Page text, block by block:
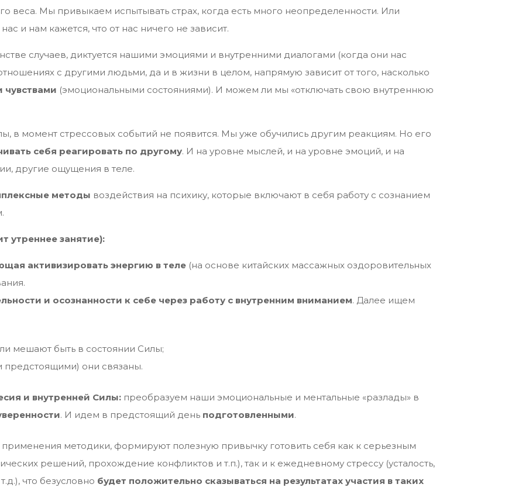
веса. Мы привыкаем испытывать страх, когда есть много неопределенности. Или
и нам кажется, что от нас ничего не зависит.
случаев, диктуется нашими эмоциями и внутренними диалогами (когда они нас
с другими людьми, да и в жизни в целом, напрямую зависит от того, насколько
чувствами (эмоциональными состояниями). И можем ли мы «отключать свою внутреннюю
в момент стрессовых событий не появится. Мы уже обучились другим реакциям. Но его
себя реагировать по другому. И на уровне мыслей, и на уровне эмоций, и на
другие ощущения в теле.
методы воздействия на психику, которые включают в себя работу с сознанием
утреннее занятие):
активизировать энергию в теле (на основе китайских массажных оздоровительных
и осознанности к себе через работу с внутренним вниманием. Далее ищем
мешают быть в состоянии Силы;
они связаны.
и внутренней Силы: преобразуем наши эмоциональные и ментальные «разлады» в
. И идем в предстоящий день подготовленными.
применения методики, формируют полезную привычку готовить себя как к серьезным
решений, прохождение конфликтов и т.п.), так и к ежедневному стрессу (усталость,
что безусловно будет положительно сказываться на результатах участия в таких